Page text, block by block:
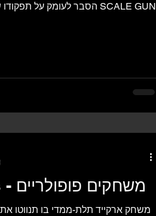
הסבר לעומק על תפקודו של כל סקריפט במשחק SCALE GUN
XLV Games - משחקים פופולריים